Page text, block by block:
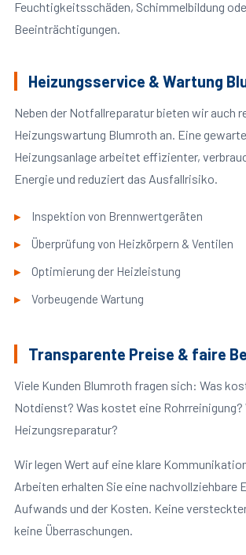
Feuchtigkeitsschäden, Schimmelbildung
Beeinträchtigungen.
Heizungsservice & Wartung
Neben der Notfallreparatur bieten wir auch
Heizungswartung Blumroth an. Eine
Heizungsanlage arbeitet effizienter,
Energie und reduziert das Ausfallrisiko.
Inspektion von Brennwertgeräten
Überprüfung von Heizkörpern & Ventilen
Optimierung der Heizleistung
Vorbeugende Wartung
Transparente Preise & faire
Viele Kunden Blumroth fragen sich: Was
Notdienst? Was kostet eine
Heizungsreparatur?
Wir legen Wert auf eine klare
Arbeiten erhalten Sie eine nachvollziehbare
Aufwands und der Kosten. Keine
keine Überraschungen.